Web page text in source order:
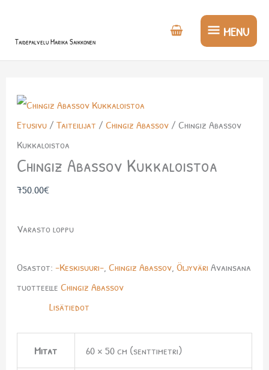
Taidepalvelu Marika Saikkonen
MENU
MENU
Etusivu/ Taiteilijat / Chingiz Abassov/ Chingiz Abassov
Kukkaloistoa
Chingiz Abassov Kukkaloistoa
750.00€
Varasto loppu
Osastot: -Keskisuuri-, Chingiz Abassov, Öljyväri Avainsana
tuotteelle Chingiz Abassov
Lisätiedot
Mitat 60 × 50 cm (senttimetri)